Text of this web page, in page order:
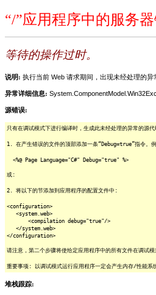
“/”应用程序中的服务器
等待的操作过时。
说明: 执行当前 Web 请求期间，出现未经处理的
异常详细信息:
源错误:
只有在调试模式下进行编译时，生成此未经处理的异常的源
1. 在产生错误的文件的顶部添加一条“Debug=true”指令。
<%@ Page Language="C#" Debug="true" %>
或:
2. 将以下的节添加到应用程序的配置文件中:
<configuration>
<system.web>
<compilation debug="true"/>
</system.web>
</configuration>
请注意，第二个步骤将使给定应用程序中的所有文件在调试
重要事项: 以调试模式运行应用程序一定会产生内存/性能系
堆栈跟踪: